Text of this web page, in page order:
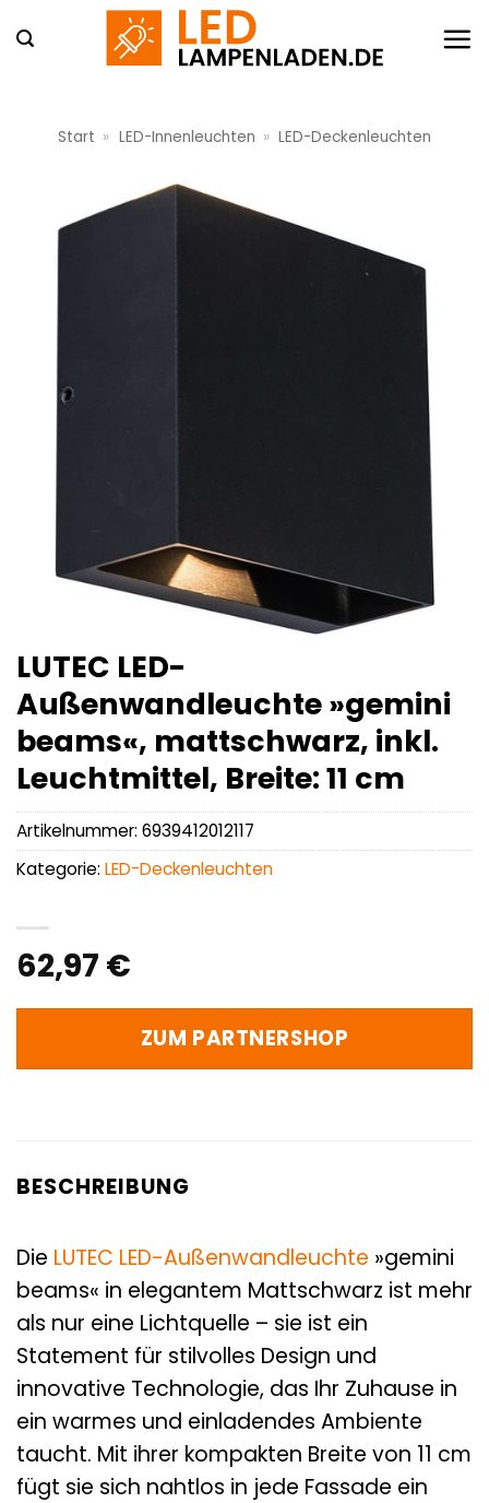
Inhalt
Start » LED-Innenleuchten » LED-Deckenleuchten
LUTEC LED-
Außenwandleuchte »gemini
beams«, mattschwarz, inkl.
Leuchtmittel, Breite: 11 cm
62,97 €
ZUM PARTNERSHOP
Artikelnummer: 6939412012117
Kategorie: LED-Deckenleuchten
BESCHREIBUNG
Die LUTEC LED-Außenwandleuchte »gemini
beams« in elegantem Mattschwarz ist mehr
als nur eine Lichtquelle – sie ist ein
Statement für stilvolles Design und
innovative Technologie, das Ihr Zuhause in
ein warmes und einladendes Ambiente
taucht. Mit ihrer kompakten Breite von 11 cm
fügt sie sich nahtlos in jede Fassade ein